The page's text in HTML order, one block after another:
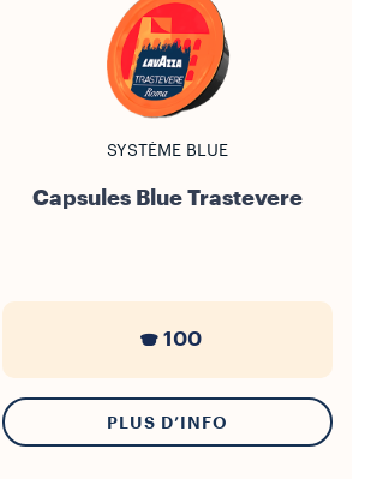
SYSTÈME BLUE
Capsules Blue Trastevere
100
PLUS D’INFO